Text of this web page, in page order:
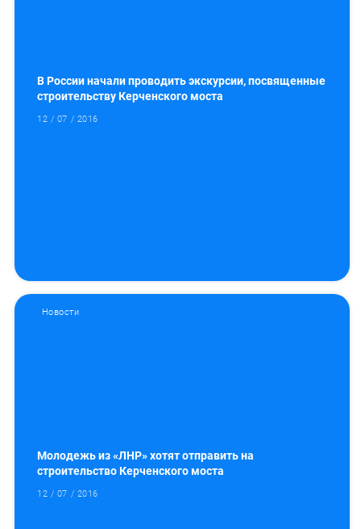
В России начали проводить экскурсии, посвященные
строительству Керченского моста
12 / 07 / 2016
Новости
Молодежь из «ЛНР» хотят отправить на
строительство Керченского моста
12 / 07 / 2016